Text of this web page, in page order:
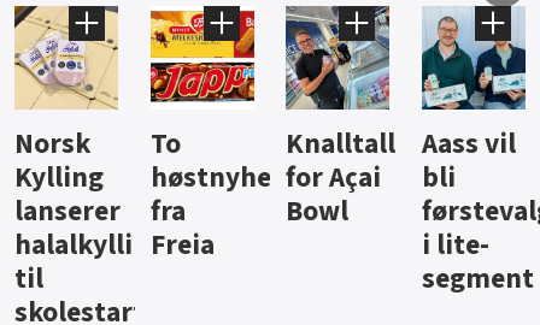
Knalltall
for Açai
Bowl
Aass vil
bli
førstevalg
i lite-
Brus og
jus fra
Berentsen
Hard
iste fra
Hansa